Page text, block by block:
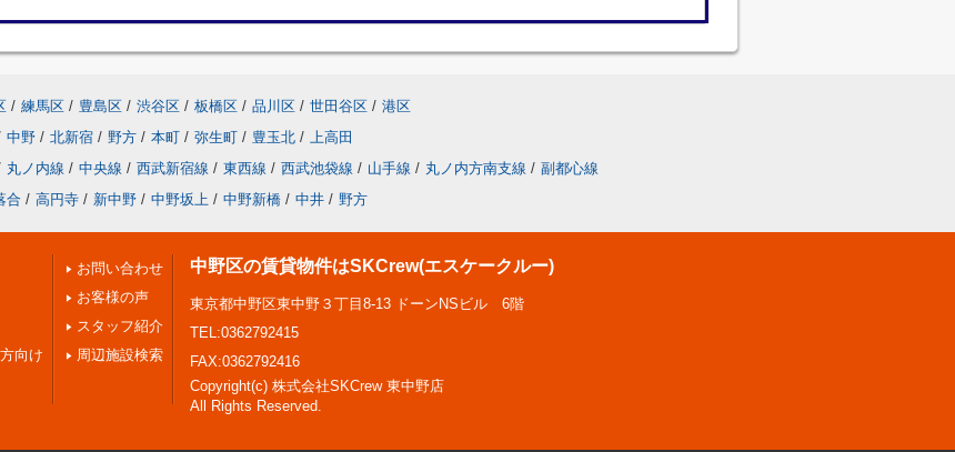
/ 練馬区 / 豊島区 / 渋谷区 / 板橋区 / 品川区 / 世田谷区 / 港区
中野 / 北新宿 / 野方 / 本町 / 弥生町 / 豊玉北 / 上高田
丸ノ内線 / 中央線 / 西武新宿線 / 東西線 / 西武池袋線 / 山手線 / 丸ノ内方南支線 / 副都心線
合 / 高円寺 / 新中野 / 中野坂上 / 中野新橋 / 中井 / 野方
向け
お問い合わせ
お客様の声
スタッフ紹介
周辺施設検索
中野区の賃貸物件はSKCrew(エスケークルー)
東京都中野区東中野３丁目8-13 ドーンNSビル 6階
TEL:0362792415
FAX:0362792416
Copyright(c) 株式会社SKCrew 東中野店
All Rights Reserved.